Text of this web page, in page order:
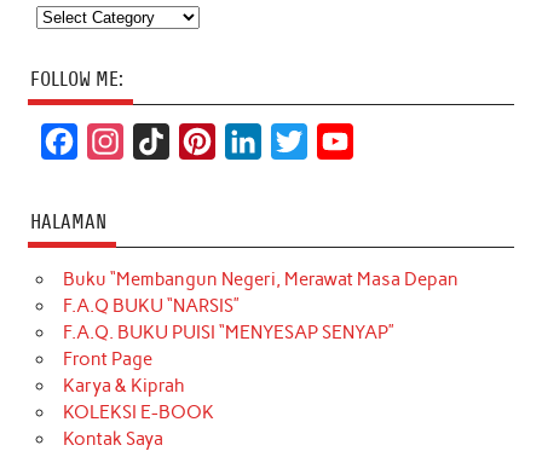
Categories
FOLLOW ME:
c
e
b
o
o
k
t
a
g
r
a
m
T
o
k
t
e
r
k
e
d
t
t
e
T
u
b
HALAMAN
Buku “Membangun Negeri, Merawat Masa Depan
F.A.Q BUKU “NARSIS”
F.A.Q. BUKU PUISI “MENYESAP SENYAP”
Front Page
Karya & Kiprah
KOLEKSI E-BOOK
Kontak Saya